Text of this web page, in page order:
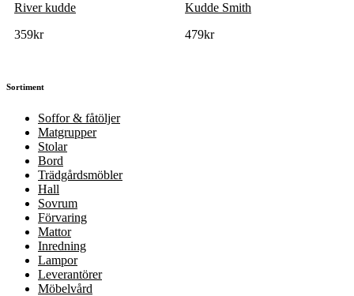
River kudde
359kr
Kudde Smith
479kr
Sortiment
Soffor & fåtöljer
Matgrupper
Stolar
Bord
Trädgårdsmöbler
Hall
Sovrum
Förvaring
Mattor
Inredning
Lampor
Leverantörer
Möbelvård